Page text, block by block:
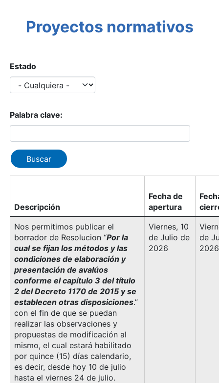
Proyectos normativos
Estado
Palabra clave:
Descripción
Fecha de
apertura
Nos permitimos publicar el
borrador de Resolucion “Por la
cual se fijan los métodos y las
condiciones de elaboración y
presentación de avalúos
conforme el capítulo 3 del título
2 del Decreto 1170 de 2015 y se
establecen otras disposiciones.”
con el fin de que se puedan
realizar las observaciones y
propuestas de modificación al
mismo, el cual estará habilitado
por quince (15) días calendario,
es decir, desde hoy 10 de julio
hasta el viernes 24 de julio.
Viernes, 10
de Julio de
2026
de
2026